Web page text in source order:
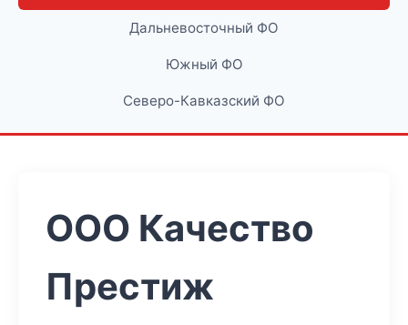
Дальневосточный ФО
Южный ФО
Северо-Кавказский ФО
ООО Качество
Престиж